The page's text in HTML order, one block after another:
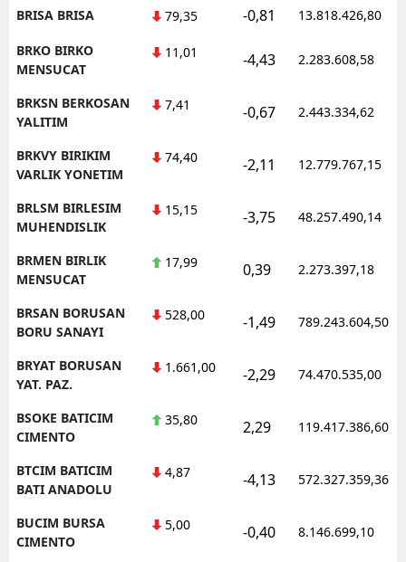
BRISA BRISA 79,35 -0,81 13.818.426,80
BRKO BIRKO
MENSUCAT
11,01 -4,43 2.283.608,58
BRKSN BERKOSAN
YALITIM
7,41 -0,67 2.443.334,62
BRKVY BIRIKIM
VARLIK YONETIM
74,40 -2,11 12.779.767,15
BRLSM BIRLESIM
MUHENDISLIK
15,15 -3,75 48.257.490,14
BRMEN BIRLIK
MENSUCAT
17,99 0,39 2.273.397,18
BRSAN BORUSAN
BORU SANAYI
528,00 -1,49 789.243.604,50
BRYAT BORUSAN
YAT. PAZ.
1.661,00 -2,29 74.470.535,00
BSOKE BATICIM
CIMENTO
35,80 2,29 119.417.386,60
BTCIM BATICIM
BATI ANADOLU
4,87 -4,13 572.327.359,36
BUCIM BURSA
CIMENTO
5,00 -0,40 8.146.699,10